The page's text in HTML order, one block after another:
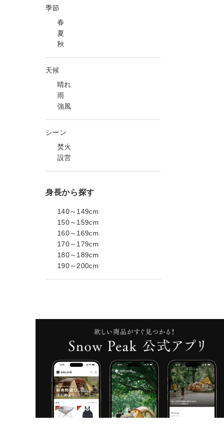
季節
春
夏
秋
天候
晴れ
雨
強風
シーン
焚火
設営
身長から探す
140～149cm
150～159cm
160～169cm
170～179cm
180～189cm
190～200cm